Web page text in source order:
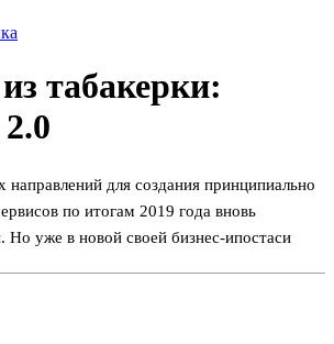
табакерки:
для создания принципиально
по итогам 2019 года вновь
Но уже в новой своей бизнес-ипостаси